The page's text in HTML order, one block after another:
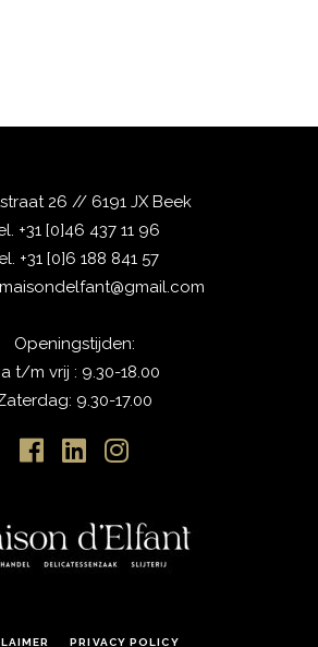
26 // 6191 JX Beek
+31 [0]46 437 11 96
+31 [0]6 188 841 57
maisondelfant@gmail.com
Openingstijden:
t/m vrij : 9.30-18.00
9.30-17.00
PRIVACY POLICY